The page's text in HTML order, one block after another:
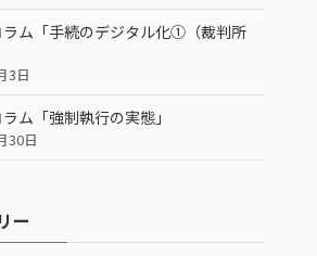
ム「手続のデジタル化①（裁判所
3日
ム「強制執行の実態」
30日
ー